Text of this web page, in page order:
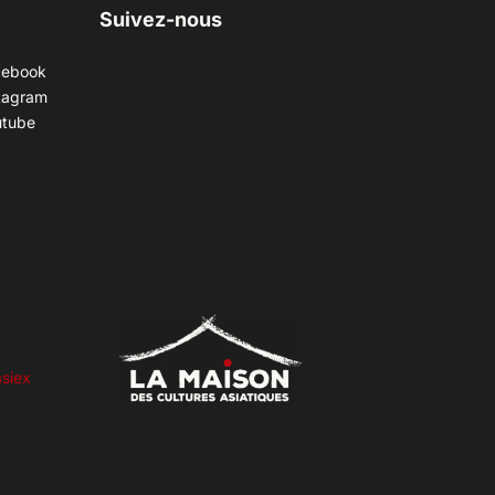
Suivez-nous